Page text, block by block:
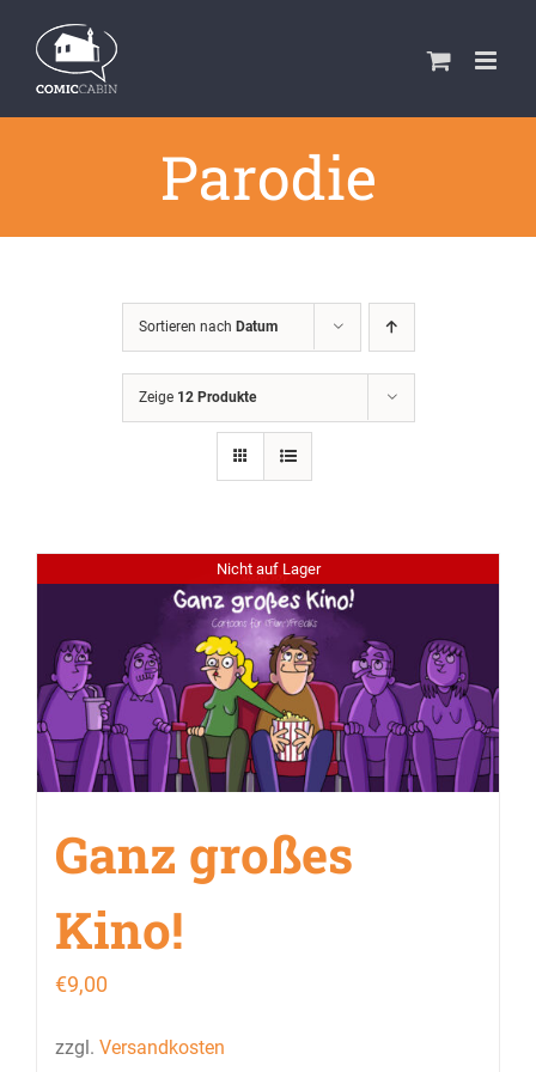
Inhalt
springen
Parodie
Sortieren nach Datum
Zeige 12 Produkte
Nicht auf Lager
Ganz großes
Kino!
€9,00
zzgl. Versandkosten